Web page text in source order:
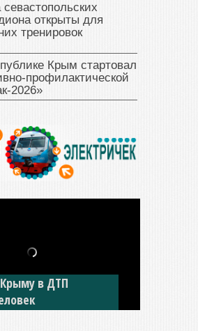
открыты для
тренировок
Крым стартовал
в ДТП
ВАЗа сбил
«зебре»